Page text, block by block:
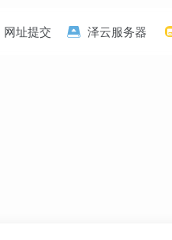
网址提交 泽云服务器